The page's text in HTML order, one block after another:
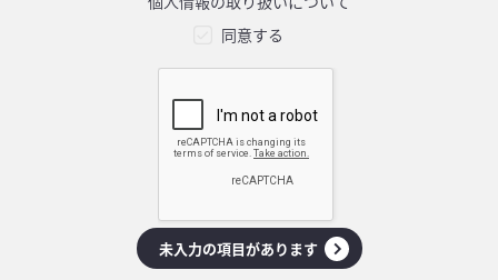
同意する
未入力の項目があります